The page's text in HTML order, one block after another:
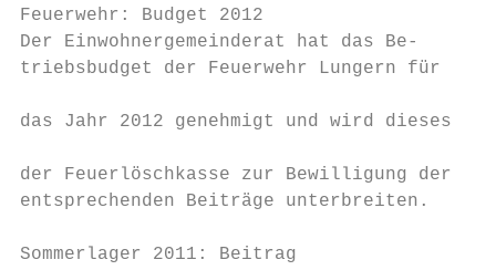
Feuerwehr: Budget 2012
Der Einwohnergemeinderat hat das Be-
triebsbudget der Feuerwehr Lungern für
das Jahr 2012 genehmigt und wird dieses
der Feuerlöschkasse zur Bewilligung der
entsprechenden Beiträge unterbreiten.
Sommerlager 2011: Beitrag